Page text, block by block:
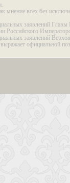
мнение всех без
заявлений Главы
Российского
заявлений
официальной